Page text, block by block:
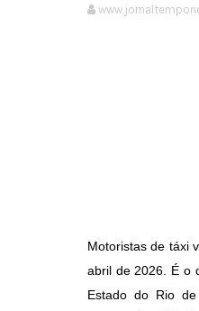
Motoristas de táxi
abril de 2026. É o
Estado do Rio